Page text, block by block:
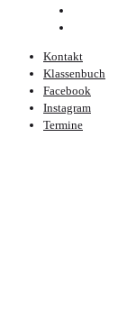
Kontakt
Klassenbuch
Facebook
Instagram
Termine